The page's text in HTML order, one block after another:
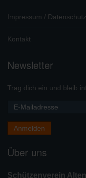
Impressum /
Kontakt
Newsletter
Trag dich ein und bleib
Über uns
Schützenverein